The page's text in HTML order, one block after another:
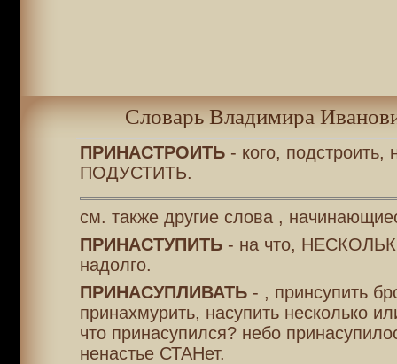
Словарь Владимира
ПРИНАСТРОИТЬ- кого, подстроить,
ПОДУСТИТЬ.
см. также другие слова ,
ПРИНАСТУПИТЬ- на что,
надолго.
ПРИНАСУПЛИВАТЬ- , принсупить
принахмурить, насупить несколько
что принасупился? небо
ненастье СТАНет.